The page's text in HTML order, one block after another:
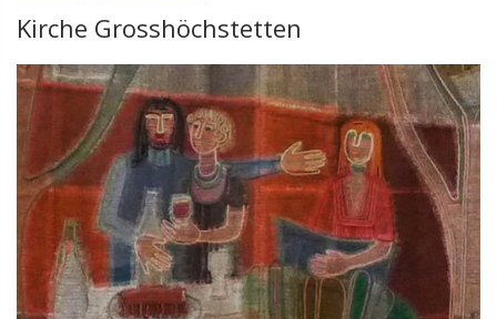
Kirche Grosshöchstetten